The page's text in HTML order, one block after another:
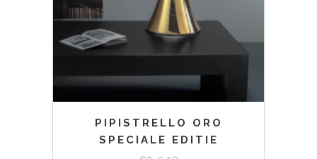
PIPISTRELLO ORO
SPECIALE EDITIE